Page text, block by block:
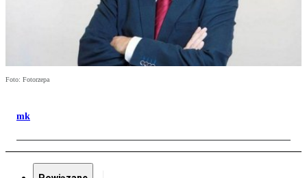
Foto: Fotorzepa
mk